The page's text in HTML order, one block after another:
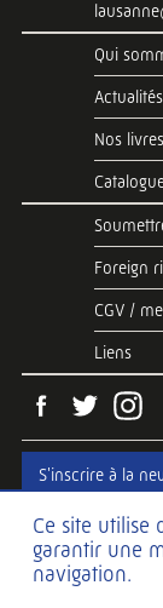
Qui
Actualités
Nos livres
Foreign
CGV /
Liens
S'inscrire à la
Web development
Ce site utilise
garantir une
navigation.